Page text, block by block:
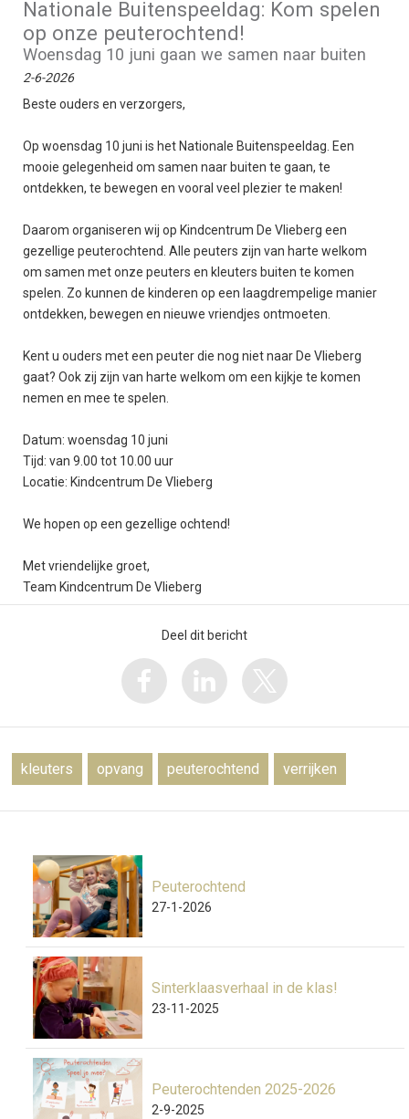
Nationale Buitenspeeldag: Kom spelen
op onze peuterochtend!
Woensdag 10 juni gaan we samen naar buiten
2-6-2026
Beste ouders en verzorgers,
Op woensdag 10 juni is het Nationale Buitenspeeldag. Een
mooie gelegenheid om samen naar buiten te gaan, te
ontdekken, te bewegen en vooral veel plezier te maken!
Daarom organiseren wij op Kindcentrum De Vlieberg een
gezellige peuterochtend. Alle peuters zijn van harte welkom
om samen met onze peuters en kleuters buiten te komen
spelen. Zo kunnen de kinderen op een laagdrempelige manier
ontdekken, bewegen en nieuwe vriendjes ontmoeten.
Kent u ouders met een peuter die nog niet naar De Vlieberg
gaat? Ook zij zijn van harte welkom om een kijkje te komen
nemen en mee te spelen.
Datum: woensdag 10 juni
Tijd: van 9.00 tot 10.00 uur
Locatie: Kindcentrum De Vlieberg
We hopen op een gezellige ochtend!
Met vriendelijke groet,
Team Kindcentrum De Vlieberg
Deel dit bericht
kleuters opvang peuterochtend verrijken
Peuterochtend
27-1-2026
Sinterklaasverhaal in de klas!
23-11-2025
Peuterochtenden 2025-2026
2-9-2025